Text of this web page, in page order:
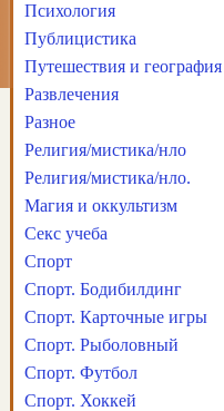
Психология
Публицистика
Путешествия и география
Развлечения
Разное
Религия/мистика/нло
Религия/мистика/нло.
Магия и оккультизм
Секс учеба
Спорт
Спорт. Бодибилдинг
Спорт. Карточные игры
Спорт. Рыболовный
Спорт. Футбол
Спорт. Хоккей